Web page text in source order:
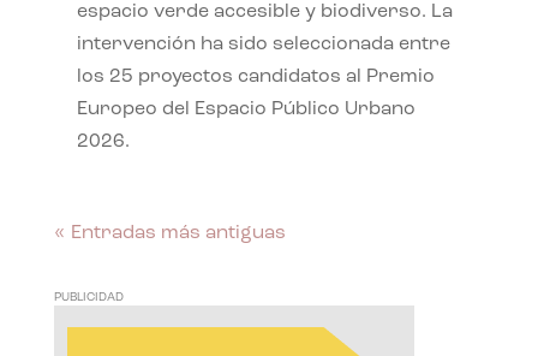
espacio verde accesible y biodiverso. La
intervención ha sido seleccionada entre
los 25 proyectos candidatos al Premio
Europeo del Espacio Público Urbano
2026.
« Entradas más antiguas
PUBLICIDAD